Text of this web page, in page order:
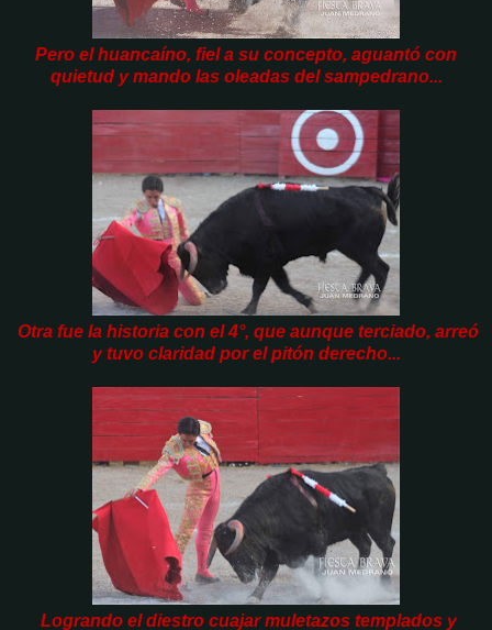
Pero el huancaíno, fiel a su concepto, aguantó con
quietud y mando las oleadas del sampedrano...
Otra fue la historia con el 4°, que aunque terciado, arreó
y tuvo claridad por el pitón derecho...
Logrando el diestro cuajar muletazos templados y